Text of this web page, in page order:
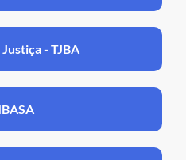
- TJBA